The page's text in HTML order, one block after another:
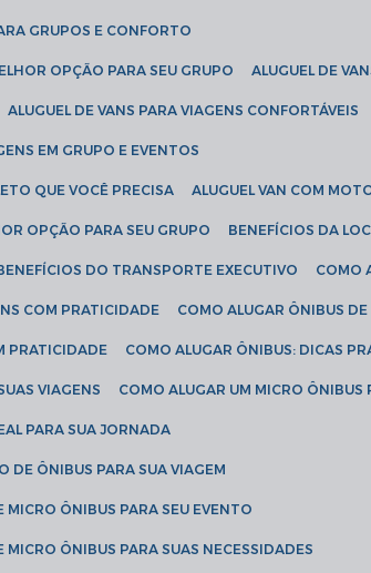
GRUPOS E CONFORTO
OPÇÃO PARA SEU GRUPO ALUGUEL DE
ALUGUEL DE VANS PARA VIAGENS CONFORTÁVEIS
EM GRUPO E EVENTOS
QUE VOCÊ PRECISA ALUGUEL VAN COM
OPÇÃO PARA SEU GRUPO BENEFÍCIOS DA
BENEFÍCIOS DO TRANSPORTE EXECUTIVO
COM PRATICIDADE COMO ALUGAR ÔNIBUS
PRATICIDADE COMO ALUGAR ÔNIBUS: DICAS
VIAGENS COMO ALUGAR UM MICRO
PARA SUA JORNADA
DE ÔNIBUS PARA SUA VIAGEM
MICRO ÔNIBUS PARA SEU EVENTO
MICRO ÔNIBUS PARA SUAS NECESSIDADES